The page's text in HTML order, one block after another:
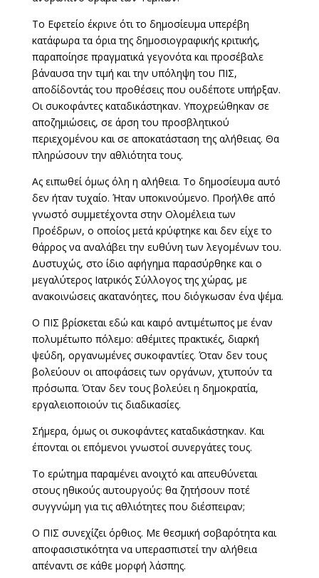
Το Εφετείο έκρινε ότι το δημοσίευμα υπερέβη
κατάφωρα τα όρια της δημοσιογραφικής κριτικής,
παραποίησε πραγματικά γεγονότα και προσέβαλε
βάναυσα την τιμή και την υπόληψη του ΠΙΣ,
αποδίδοντάς του προθέσεις που ουδέποτε υπήρξαν.
Οι συκοφάντες καταδικάστηκαν. Υποχρεώθηκαν σε
αποζημιώσεις, σε άρση του προσβλητικού
περιεχομένου και σε αποκατάσταση της αλήθειας. Θα
πληρώσουν την αθλιότητα τους.
Ας ειπωθεί όμως όλη η αλήθεια. Το δημοσίευμα αυτό
δεν ήταν τυχαίο. Ήταν υποκινούμενο. Προήλθε από
γνωστό συμμετέχοντα στην Ολομέλεια των
Προέδρων, ο οποίος μετά κρύφτηκε και δεν είχε το
θάρρος να αναλάβει την ευθύνη των λεγομένων του.
Δυστυχώς, στο ίδιο αφήγημα παρασύρθηκε και ο
μεγαλύτερος Ιατρικός Σύλλογος της χώρας, με
ανακοινώσεις ακατανόητες, που διόγκωσαν ένα ψέμα.
Ο ΠΙΣ βρίσκεται εδώ και καιρό αντιμέτωπος με έναν
πολυμέτωπο πόλεμο: αθέμιτες πρακτικές, διαρκή
ψεύδη, οργανωμένες συκοφαντίες. Όταν δεν τους
βολεύουν οι αποφάσεις των οργάνων, χτυπούν τα
πρόσωπα. Όταν δεν τους βολεύει η δημοκρατία,
εργαλειοποιούν τις διαδικασίες.
Σήμερα, όμως οι συκοφάντες καταδικάστηκαν. Και
έπονται οι επόμενοι γνωστοί συνεργάτες τους.
Το ερώτημα παραμένει ανοιχτό και απευθύνεται
στους ηθικούς αυτουργούς: θα ζητήσουν ποτέ
συγγνώμη για τις αθλιότητες που διέσπειραν;
Ο ΠΙΣ συνεχίζει όρθιος. Με θεσμική σοβαρότητα και
αποφασιστικότητα να υπερασπιστεί την αλήθεια
απέναντι σε κάθε μορφή λάσπης.